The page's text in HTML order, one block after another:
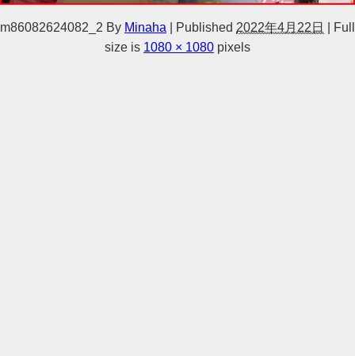
m86082624082_2 By Minaha Published 2022年4月22日
Full
size is 1080 × 1080 pixels